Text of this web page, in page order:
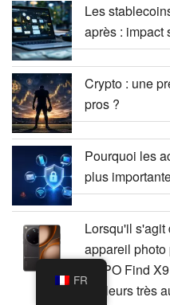
Les
après : impact
Crypto : une
pros ?
Pourquoi les
plus
Lorsqu'il
appareil photo
OPPO Find
couleurs très
FR